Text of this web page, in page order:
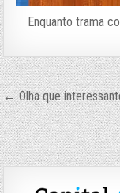
Enquanto trama
de
Post
← Olha que